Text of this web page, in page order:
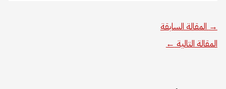
→ المقالة السابقة
المقالة التالية ←